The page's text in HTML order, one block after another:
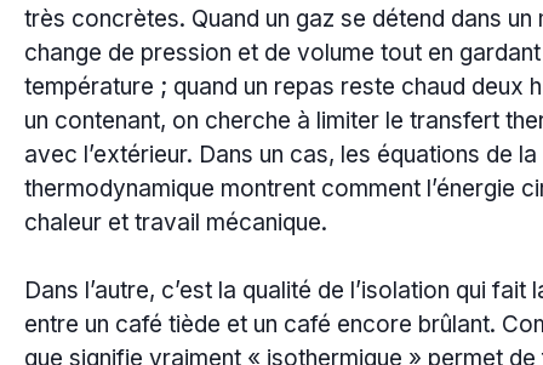
très concrètes. Quand un gaz se détend dans un
change de pression et de volume tout en
température ; quand un repas reste chaud deux
un contenant, on cherche à limiter le transfert
avec l’extérieur. Dans un cas, les équations de la
thermodynamique montrent comment l’énergie
chaleur et travail mécanique.
Dans l’autre, c’est la qualité de l’isolation qui fait
entre un café tiède et un café encore brûlant.
que signifie vraiment « isothermique » permet de